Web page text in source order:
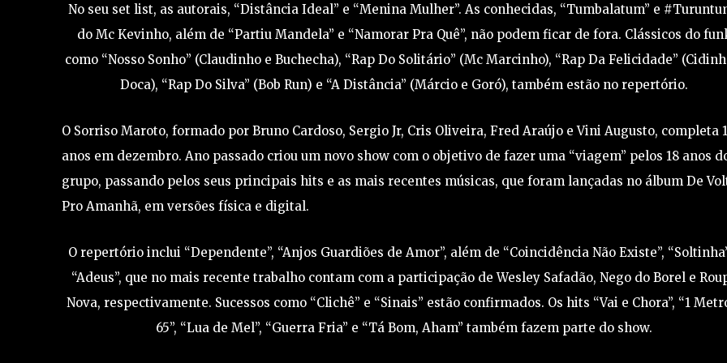
No seu set list, as autorais, “Distância Ideal” e “Menina Mulher”. As conhecidas, “Tumbalatum” e
do Mc Kevinho, além de “Partiu Mandela” e “Namorar Pra Quê”, não podem ficar de fora. Clássicos do
como “Nosso Sonho” (Claudinho e Buchecha), “Rap Do Solitário” (Mc Marcinho), “Rap Da Felicidade”
Doca), “Rap Do Silva” (Bob Run) e “A Distância” (Márcio e Goró), também estão no repertório.
O Sorriso Maroto, formado por Bruno Cardoso, Sergio Jr, Cris Oliveira, Fred Araújo e Vini Augusto, completa
anos em dezembro. Ano passado criou um novo show com o objetivo de fazer uma “viagem” pelos 18 anos
grupo, passando pelos seus principais hits e as mais recentes músicas, que foram lançadas no álbum De
Pro Amanhã, em versões física e digital.
O repertório inclui “Dependente”, “Anjos Guardiões de Amor”, além de “Coincidência Não Existe”,
“Adeus”, que no mais recente trabalho contam com a participação de Wesley Safadão, Nego do Borel e
Nova, respectivamente. Sucessos como “Clichê” e “Sinais” estão confirmados. Os hits “Vai e Chora”, “1
65”, “Lua de Mel”, “Guerra Fria” e “Tá Bom, Aham” também fazem parte do show.